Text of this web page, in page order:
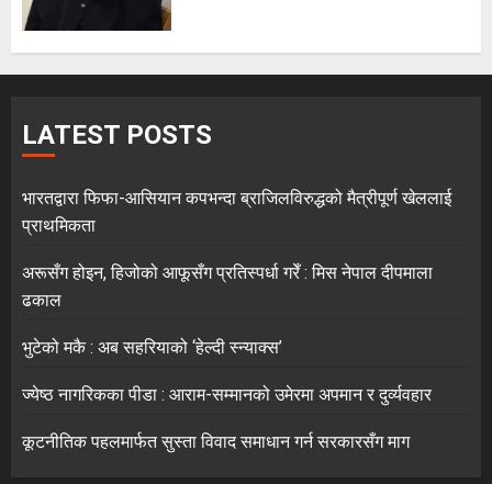
LATEST POSTS
भारतद्वारा फिफा-आसियान कपभन्दा ब्राजिलविरुद्धको मैत्रीपूर्ण खेललाई
प्राथमिकता
अरूसँग होइन, हिजोको आफूसँग प्रतिस्पर्धा गरेँ : मिस नेपाल दीपमाला
ढकाल
भुटेको मकै : अब सहरियाको ‘हेल्दी स्न्याक्स’
ज्येष्ठ नागरिकका पीडा : आराम-सम्मानको उमेरमा अपमान र दुर्व्यवहार
कूटनीतिक पहलमार्फत सुस्ता विवाद समाधान गर्न सरकारसँग माग